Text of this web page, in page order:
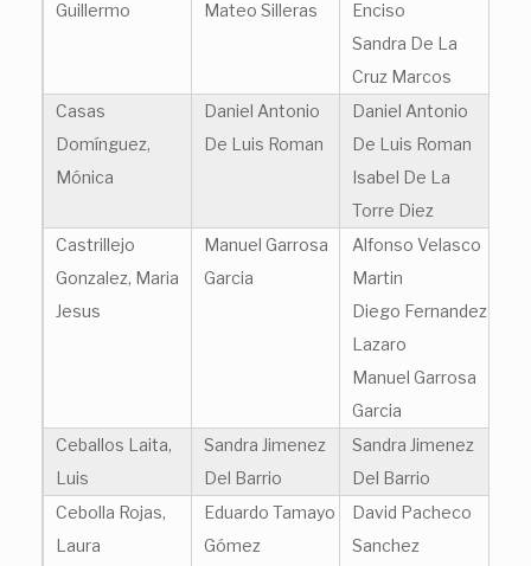
Guillermo
Mateo Silleras
Enciso
Sandra De La
Cruz Marcos
Casas
Domínguez,
Mónica
Daniel Antonio
De Luis Roman
Daniel Antonio
De Luis Roman
Isabel De La
Torre Diez
Castrillejo
Gonzalez, Maria
Jesus
Manuel Garrosa
Garcia
Alfonso Velasco
Martin
Diego Fernandez
Lazaro
Manuel Garrosa
Garcia
Ceballos Laita,
Luis
Sandra Jimenez
Del Barrio
Sandra Jimenez
Del Barrio
Cebolla Rojas,
Laura
Eduardo Tamayo
Gómez
David Pacheco
Sanchez